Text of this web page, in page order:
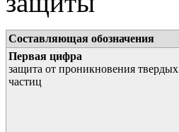
Составляющая обозначения
Первая цифра
защита от проникновения твердых
частиц